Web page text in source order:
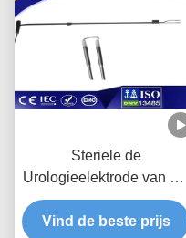
Steriele de
Urologieelektrode van het
Plasma Chirurgische
Apparaat voor
Vind de beste prijs